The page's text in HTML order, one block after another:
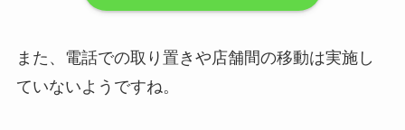
また、電話での取り置きや店舗間の移動は実施し
ていないようですね。